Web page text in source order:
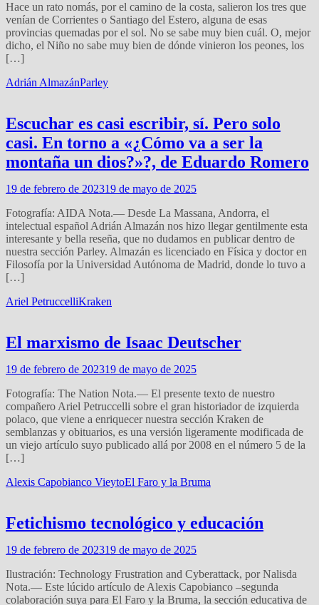
Hace un rato nomás, por el camino de la costa, salieron los tres que
venían de Corrientes o Santiago del Estero, alguna de esas
provincias quemadas por el sol. No se sabe muy bien cuál. O, mejor
dicho, el Niño no sabe muy bien de dónde vinieron los peones, los
[…]
Adrián AlmazánParley
Escuchar es casi escribir, sí. Pero solo
casi. En torno a «¿Cómo va a ser la
montaña un dios?»?, de Eduardo Romero
19 de febrero de 202319 de mayo de 2025
Fotografía: AIDA Nota.— Desde La Massana, Andorra, el
intelectual español Adrián Almazán nos hizo llegar gentilmente esta
interesante y bella reseña, que no dudamos en publicar dentro de
nuestra sección Parley. Almazán es licenciado en Física y doctor en
Filosofía por la Universidad Autónoma de Madrid, donde lo tuvo a
[…]
Ariel PetruccelliKraken
El marxismo de Isaac Deutscher
19 de febrero de 202319 de mayo de 2025
Fotografía: The Nation Nota.— El presente texto de nuestro
compañero Ariel Petruccelli sobre el gran historiador de izquierda
polaco, que viene a enriquecer nuestra sección Kraken de
semblanzas y obituarios, es una versión ligeramente modificada de
un viejo artículo suyo publicado allá por 2008 en el número 5 de la
[…]
Alexis Capobianco VieytoEl Faro y la Bruma
Fetichismo tecnológico y educación
19 de febrero de 202319 de mayo de 2025
Ilustración: Technology Frustration and Cyberattack, por Nalisda
Nota.— Este lúcido artículo de Alexis Capobianco –segunda
colaboración suya para El Faro y la Bruma, la sección educativa de